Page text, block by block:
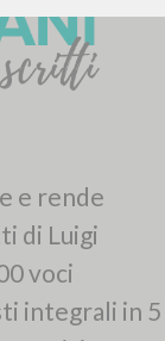
e rende
di Luigi
voci
integrali in 5